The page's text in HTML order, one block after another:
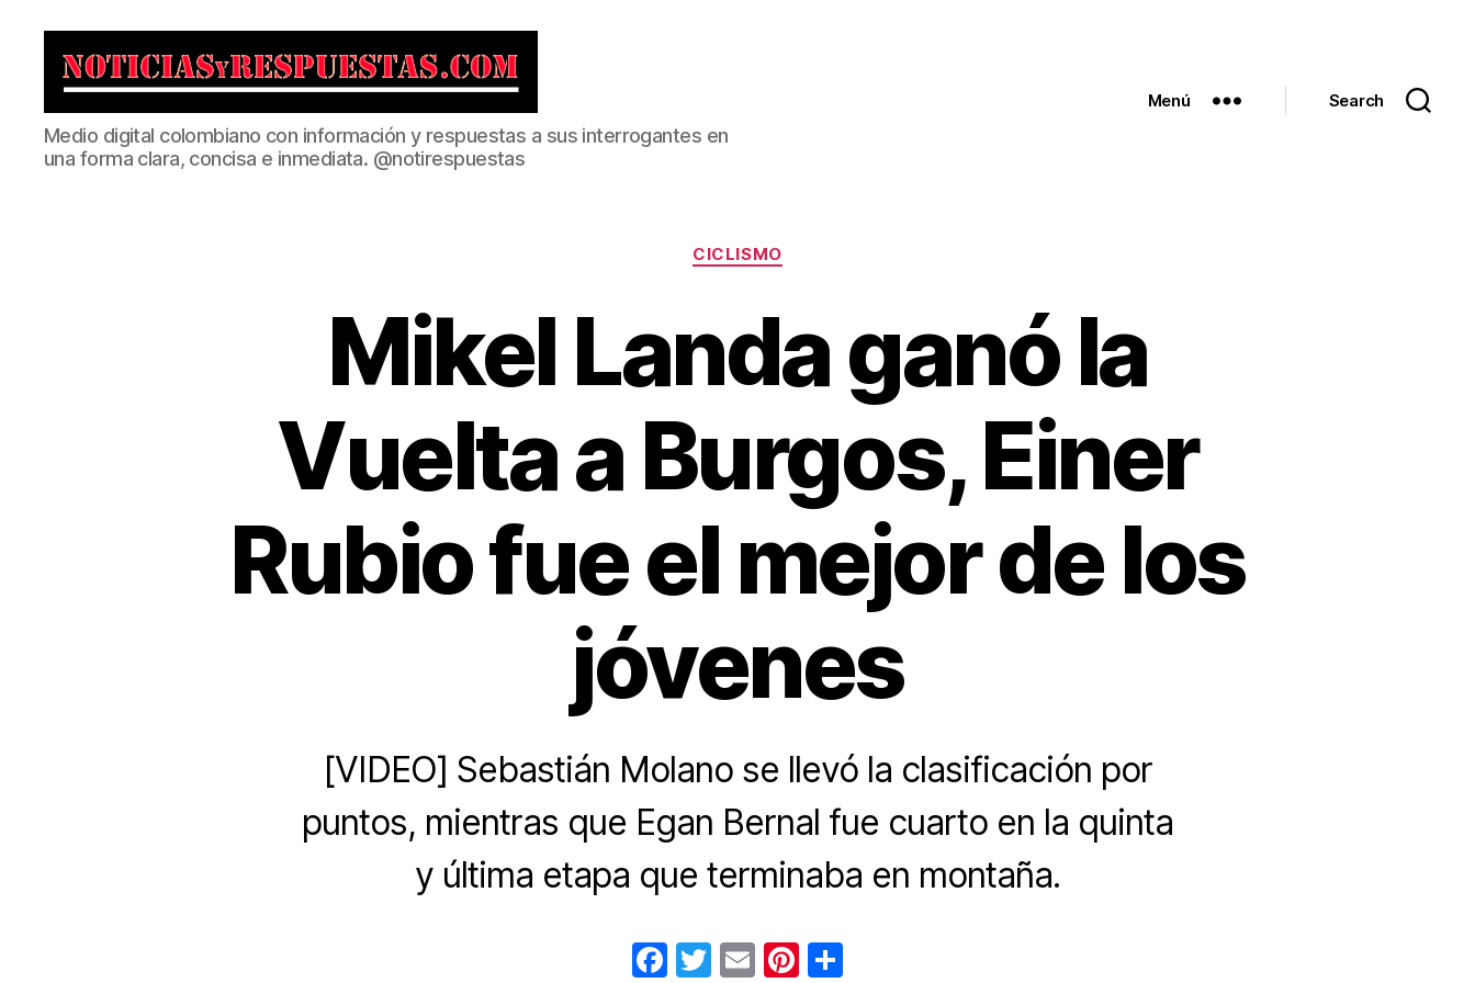
Noticias
y
Respuestas
Medio digital colombiano con información y respuestas a sus interrogantes en
una forma clara, concisa e inmediata. @notirespuestas
Menú Search
Categorías
CICLISMO
Mikel Landa ganó la
Vuelta a Burgos, Einer
Rubio fue el mejor de los
jóvenes
[VIDEO] Sebastián Molano se llevó la clasificación por
puntos, mientras que Egan Bernal fue cuarto en la quinta
y última etapa que terminaba en montaña.
F T E Pi